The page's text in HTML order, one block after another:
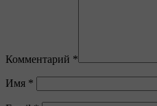
Комментарий *
Имя *